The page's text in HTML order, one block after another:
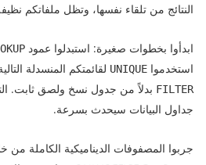
النتائج من تلقاء نفسها، وتظل ملفاتكم
ابدأوا بخطوات صغيرة: استبدلوا عمود
استخدموا UNIQUE لقائمتكم المنسدلة
FILTER بدلاً من جدول نسخ ولصق ثابت.
جداول البيانات سيحدث بسرعة.
جربوا المصفوفات الديناميكية الكاملة